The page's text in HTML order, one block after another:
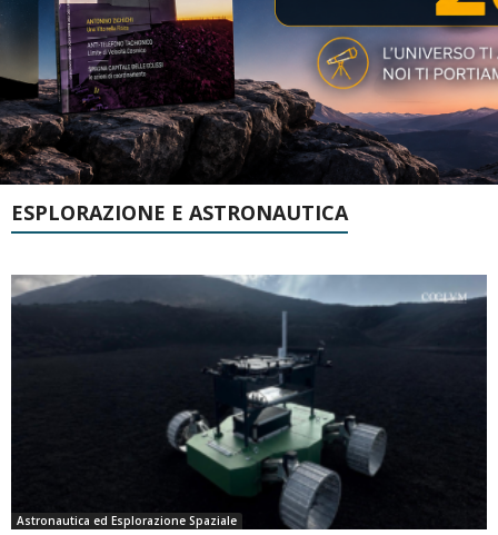
ESPLORAZIONE E ASTRONAUTICA
Astronautica ed Esplorazione Spaziale